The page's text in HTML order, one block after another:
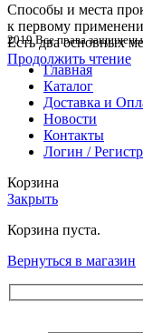
Способы и места
к первому
Есть два основных
Продолжить чтение
2019 Все права защищены
Главная
Каталог
Доставка и
Новости
Контакты
Логин /
Корзина
Закрыть
Корзина пуста.
Вернуться в магазин